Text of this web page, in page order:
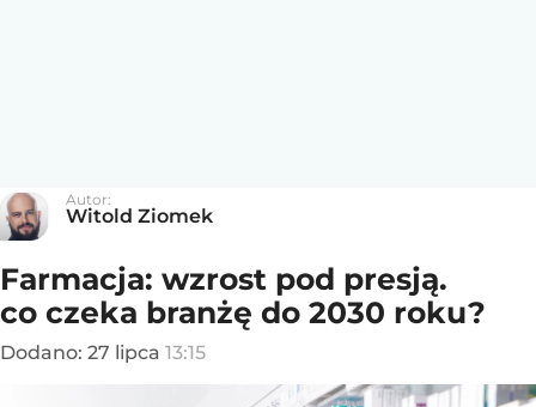
Autor:
Witold Ziomek
Farmacja: wzrost pod presją.
co czeka branżę do 2030 roku?
Dodano: 27 lipca 13:15